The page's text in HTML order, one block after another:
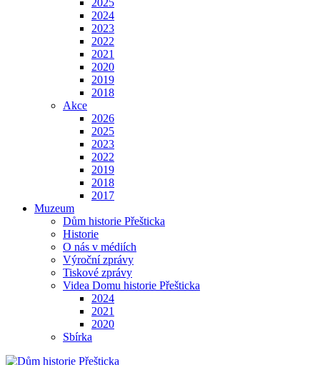
2025
2024
2023
2022
2021
2020
2019
2018
Akce
2026
2025
2023
2022
2019
2018
2017
Muzeum
Dům historie Přešticka
Historie
O nás v médiích
Výroční zprávy
Tiskové zprávy
Videa Domu historie Přešticka
2024
2021
2020
Sbírka